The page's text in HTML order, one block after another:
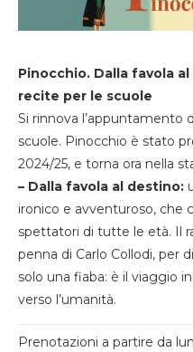
Pinocchio. Dalla favola
recite per le scuole
Si rinnova l’appuntamento
scuole. Pinocchio è stato
2024/25, e torna ora nella
– Dalla favola al destino:
ironico e avventuroso, che
spettatori di tutte le età. Il
penna di Carlo Collodi, per
solo una fiaba: è il viaggio
verso l’umanità.
Prenotazioni a partire da